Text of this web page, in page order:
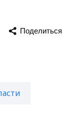
Поделиться